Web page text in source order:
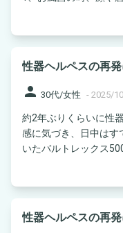
性器ヘルペスの再
person 30代/女性 - 2025/
約2年ぶりくらいに性
感に気づき、日中はす
いたバルトレックス
性器ヘルペスの再